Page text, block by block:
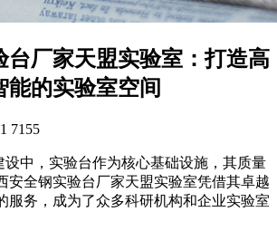
台厂家天盟实验室：打造高
能的实验室空间
7155
中，实验台作为核心基础设施，其质量
安全钢实验台厂家天盟实验室凭借其卓越
服务，成为了众多科研机构和企业实验室